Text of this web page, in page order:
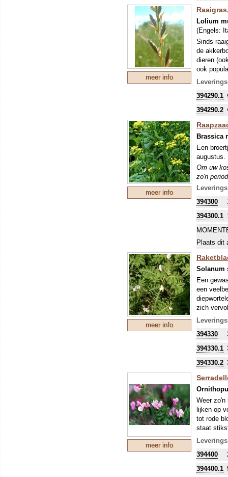
hiermee
Er zal
plant.
een pot,
meer info
Lolium
(Engels:
Sinds
de
dieren
ook
en
Om uw
zo'n
sommige
394290.1
394290.2
meer info
Brassica
Een
augustus.
Om uw
zo'n
394300
394300.1
Plaats dit
meer info
Solanum
Een
een
zich
meer
De
Om uw
zo'n
sommige
394330
394330.1
394330.2
meer info
Weer zo'n
lijken op
tot rode
staat
komt
Groeit
Om uw
zo'n
394400
394400.1